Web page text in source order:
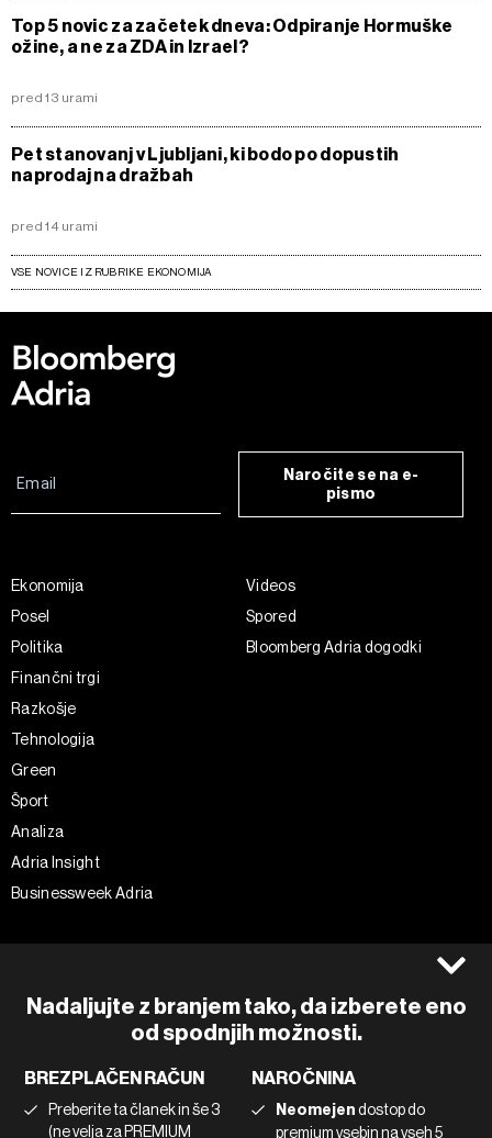
Top 5 novic za začetek dneva: Odpiranje Hormuške
ožine, a ne za ZDA in Izrael?
pred 13 urami
Pet stanovanj v Ljubljani, ki bodo po dopustih
naprodaj na dražbah
pred 14 urami
VSE NOVICE IZ RUBRIKE EKONOMIJA
Nadaljujte z branjem tako, da izberete eno
od spodnjih možnosti.
BREZPLAČEN RAČUN
Preberite ta članek in še 3
(ne velja za PREMIUM
NAROČNINA
Neomejendostop do
premium vsebin na vseh 5
Naročite se na e-
pismo
Ekonomija
Posel
Politika
Finančni trgi
Razkošje
Tehnologija
Green
Šport
Analiza
Adria Insight
Businessweek Adria
Videos
Spored
Bloomberg Adria dogodki
Piškotki
Marketing
Uporaba umetne inteligence
Instagram
Linkedin
Tiktok